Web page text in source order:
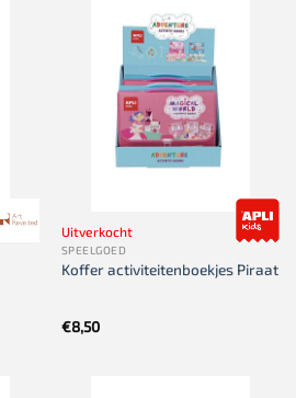
Uitverkocht
SPEELGOED
Koffer activiteitenboekjes Piraat
€8,50